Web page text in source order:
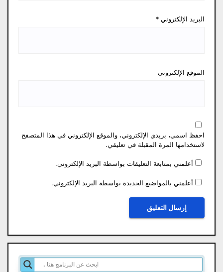
البريد الإلكتروني *
الموقع الإلكتروني
احفظ اسمي، بريدي الإلكتروني، والموقع الإلكتروني في هذا المتصفح
لاستخدامها المرة المقبلة في تعليقي.
أعلمني بمتابعة التعليقات بواسطة البريد الإلكتروني.
أعلمني بالمواضيع الجديدة بواسطة البريد الإلكتروني.